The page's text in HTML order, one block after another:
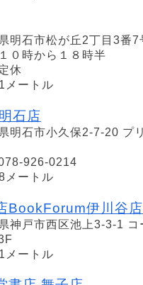
明石市松が丘2丁目3番7
０時から１８時半
休
メートル
石店
明石市小久保2-7-20 プ
926-0214
メートル
BookForum伊川谷店
神戸市西区池上3-3-1 コ
メートル